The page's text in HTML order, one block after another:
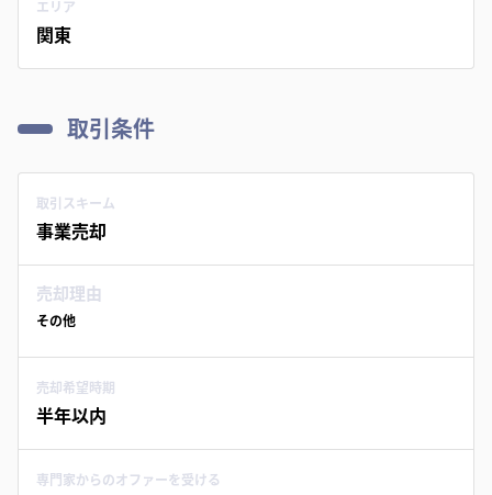
エリア
関東
取引条件
取引スキーム
事業売却
売却理由
その他
売却希望時期
半年以内
専門家からのオファーを受ける